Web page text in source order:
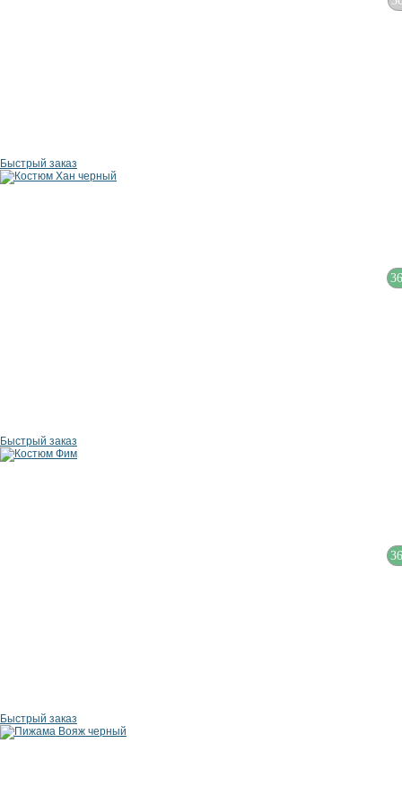
Быстрый заказ
Быстрый заказ
Быстрый заказ